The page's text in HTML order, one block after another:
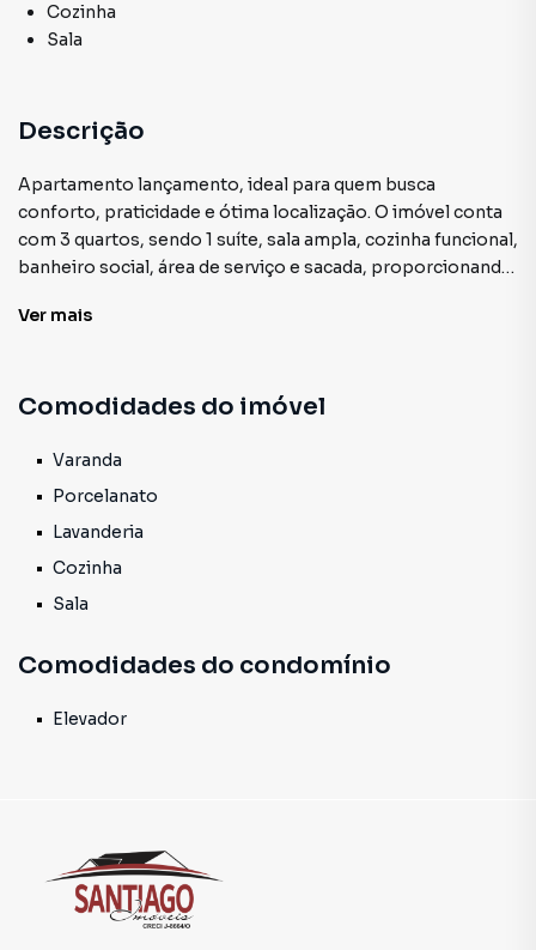
Cozinha
Sala
Descrição
Apartamento lançamento, ideal para quem busca
conforto, praticidade e ótima localização. O imóvel conta
com 3 quartos, sendo 1 suíte, sala ampla, cozinha funcional,
banheiro social, área de serviço e sacada, proporcionando
elevador e garagem, oferecendo mais comodidade e
transporte. Entre em contato para mais informações e
O imóvel contem condomínio. Apartamento 102
Ver mais
Comodidades do imóvel
Varanda
Porcelanato
Lavanderia
Cozinha
Sala
Comodidades do condomínio
Elevador